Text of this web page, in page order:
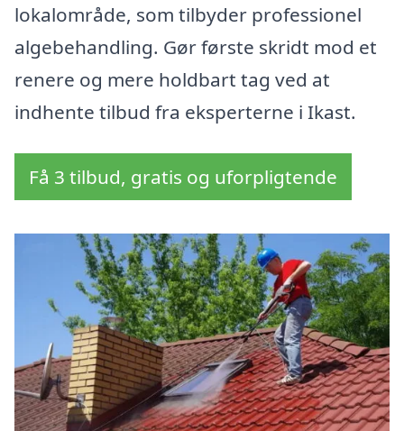
lokalområde, som tilbyder professionel
algebehandling. Gør første skridt mod et
renere og mere holdbart tag ved at
indhente tilbud fra eksperterne i Ikast.
Få 3 tilbud, gratis og uforpligtende